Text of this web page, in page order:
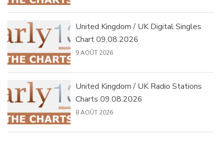
United Kingdom / UK Digital Singles
Chart 09.08.2026
9 AOÛT 2026
United Kingdom / UK Radio Stations
Charts 09.08.2026
8 AOÛT 2026